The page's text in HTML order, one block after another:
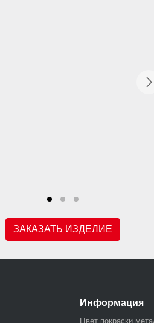
ЗАКАЗАТЬ ИЗДЕЛИЕ
Информация
Цвет покраски